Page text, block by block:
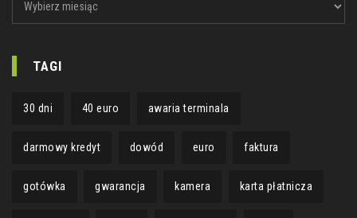
TAGI
30 dni 40 euro awaria terminala
darmowy kredyt dowód euro faktura
gotówka gwarancja kamera karta płatnicza